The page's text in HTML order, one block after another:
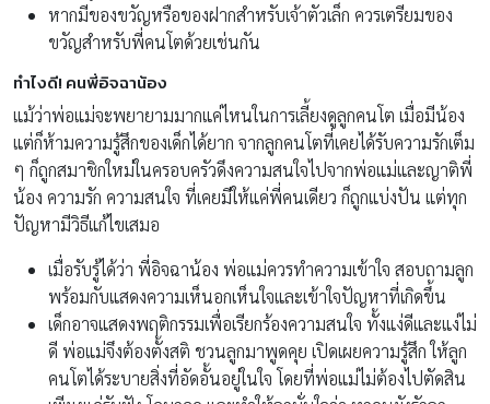
หากมีของขวัญหรือของฝากสำหรับเจ้าตัวเล็ก ควรเตรียมของ
ขวัญสำหรับพี่คนโตด้วยเช่นกัน
ทำไงดี! คนพี่อิจฉาน้อง
แม้ว่าพ่อแม่จะพยายามมากแค่ไหนในการเลี้ยงดูลูกคนโต เมื่อมีน้อง
แต่ก็ห้ามความรู้สึกของเด็กได้ยาก จากลูกคนโตที่เคยได้รับความรักเต็ม
ๆ ก็ถูกสมาชิกใหม่ในครอบครัวดึงความสนใจไปจากพ่อแม่และญาติพี่
น้อง ความรัก ความสนใจ ที่เคยมีให้แค่พี่คนเดียว ก็ถูกแบ่งปัน แต่ทุก
ปัญหามีวิธีแก้ไขเสมอ
เมื่อรับรู้ได้ว่า พี่อิจฉาน้อง พ่อแม่ควรทำความเข้าใจ สอบถามลูก
พร้อมกับแสดงความเห็นอกเห็นใจและเข้าใจปัญหาที่เกิดขึ้น
เด็กอาจแสดงพฤติกรรมเพื่อเรียกร้องความสนใจ ทั้งแง่ดีและแง่ไม่
ดี พ่อแม่จึงต้องตั้งสติ ชวนลูกมาพูดคุย เปิดเผยความรู้สึก ให้ลูก
คนโตได้ระบายสิ่งที่อัดอั้นอยู่ในใจ โดยที่พ่อแม่ไม่ต้องไปตัดสิน